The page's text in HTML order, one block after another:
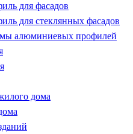
для фасадов
для стеклянных фасадов
алюминиевых профилей
дома